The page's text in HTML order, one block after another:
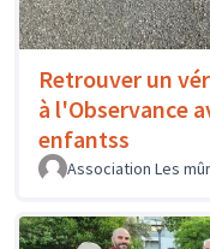
Retrouver un
à l'Observance
enfantss
Association Les